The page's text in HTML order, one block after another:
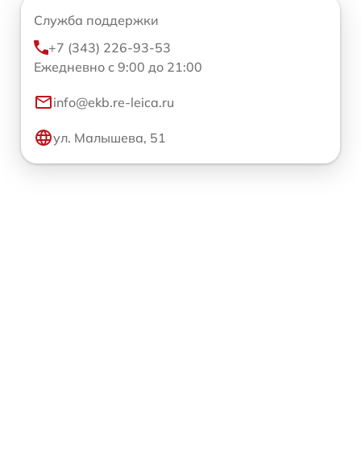
Служба поддержки
+7 (343) 226-93-53
Ежедневно с 9:00 до 21:00
info@ekb.re-leica.ru
ул. Малышева, 51